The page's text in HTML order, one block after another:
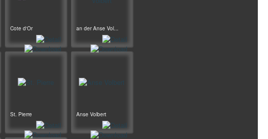
Cote d'Or an der Anse Vol...
St. Pierre Anse Volbert